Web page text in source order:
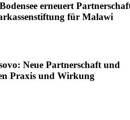
erneuert
für Malawi
Neue Partnerschaft und
Praxis und Wirkung